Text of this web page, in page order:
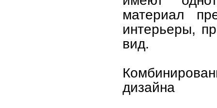
материал
интерьеры,
вид.
дизайна